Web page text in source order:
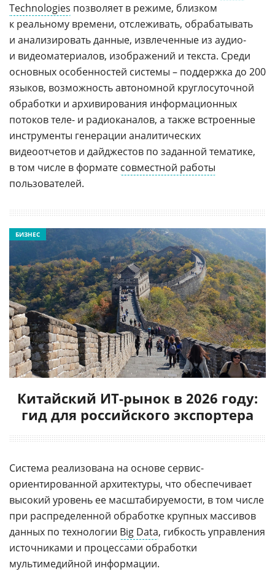
Technologies позволяет в режиме, близком
к реальному времени, отслеживать, обрабатывать
и анализировать данные, извлеченные из аудио-
и видеоматериалов, изображений и текста. Среди
основных особенностей системы – поддержка до 200
языков, возможность автономной круглосуточной
обработки и архивирования информационных
потоков теле- и радиоканалов, а также встроенные
инструменты генерации аналитических
видеоотчетов и дайджестов по заданной тематике,
в том числе в формате совместной работы
пользователей.
Китайский ИТ-рынок в 2026 году:
гид для российского экспортера
БИЗНЕС
Система реализована на основе сервис-
ориентированной архитектуры, что обеспечивает
высокий уровень ее масштабируемости, в том числе
при распределенной обработке крупных массивов
данных по технологии Big Data, гибкость управления
источниками и процессами обработки
мультимедийной информации.